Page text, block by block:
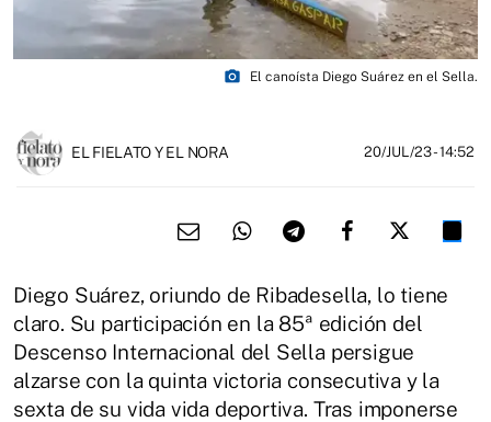
photo_camera El canoísta Diego Suárez en el Sella.
EL FIELATO Y EL NORA 20/JUL/23- 14:52
Diego Suárez, oriundo de Ribadesella, lo tiene
claro. Su participación en la 85ª edición del
Descenso Internacional del Sella persigue
alzarse con la quinta victoria consecutiva y la
sexta de su vida vida deportiva. Tras imponerse